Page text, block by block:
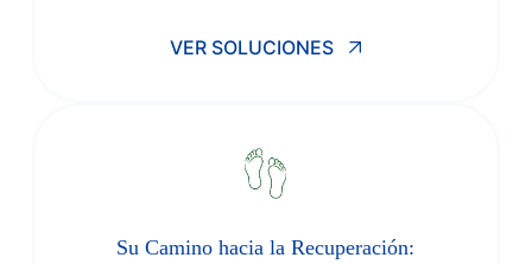
VER SOLUCIONES
Su Camino hacia la Recuperación: